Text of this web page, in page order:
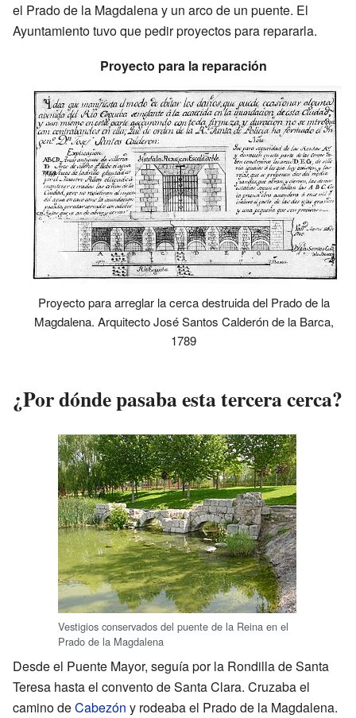
el Prado de la Magdalena y un arco de un puente. El
Ayuntamiento tuvo que pedir proyectos para repararla.
Proyecto para la reparación
Proyecto para arreglar la cerca destruida del Prado de la
Magdalena. Arquitecto José Santos Calderón de la Barca,
1789
¿Por dónde pasaba esta tercera cerca?
Vestigios conservados del puente de la Reina en el
Prado de la Magdalena
Desde el Puente Mayor, seguía por la Rondilla de Santa
Teresa hasta el convento de Santa Clara. Cruzaba el
camino deCabezón y rodeaba el Prado de la Magdalena.